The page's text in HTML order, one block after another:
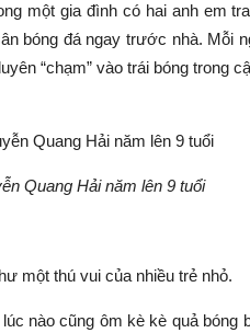
một gia đình có hai anh em
bóng đá ngay trước nhà. Mỗi
“chạm” vào trái bóng trong
Quang Hải năm lên 9 tuổi
một thú vui của nhiều trẻ nhỏ.
nào cũng ôm kè kè quả bóng